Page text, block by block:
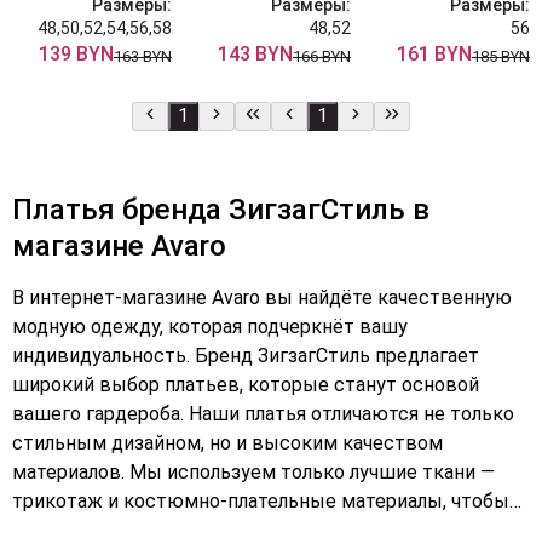
Размеры:
48,50,52,54,56,58
139 BYN163 BYN
Размеры:
48,52
143 BYN166 BYN
Размеры:
56
161 BYN185 BYN
1 1
Платья бренда ЗигзагСтиль в
магазине Avaro
В интернет-магазине Avaro вы найдёте качественную
модную одежду, которая подчеркнёт вашу
индивидуальность. Бренд ЗигзагСтиль предлагает
широкий выбор платьев, которые станут основой
вашего гардероба. Наши платья отличаются не только
стильным дизайном, но и высоким качеством
материалов. Мы используем только лучшие ткани —
трикотаж и костюмно-плательные материалы, чтобы